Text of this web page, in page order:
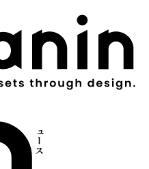
ニュース